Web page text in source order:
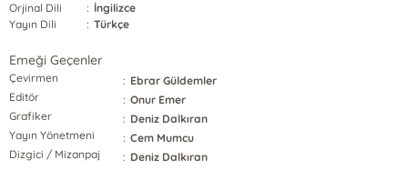
Orjinal Dili
: İngilizce
Yayın Dili
: Türkçe
Emeği Geçenler
Çevirmen : Ebrar Güldemler
Editör
: Onur Emer
Grafiker
: Deniz Dalkıran
Yayın Yönetmeni
: Cem Mumcu
Dizgici / Mizanpaj
: Deniz Dalkıran